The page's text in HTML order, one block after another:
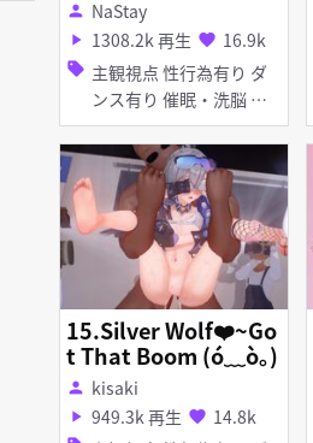
person NaStay
play_arrow 1308.2k 再生 favorite 16.9k
sell 主観視点 性行為有り ダ
ンス有り 催眠・洗脳 撮
影・ハメ撮り 淫乱 淫紋
ぷに ピアス・装飾品 ア
ヘ顔 イラマチオ お漏ら
し・潮吹き フェラ
15.Silver Wolf❤️~Go
t That Boom (ó﹏ò｡)
person kisaki
play_arrow 949.3k 再生 favorite 14.8k